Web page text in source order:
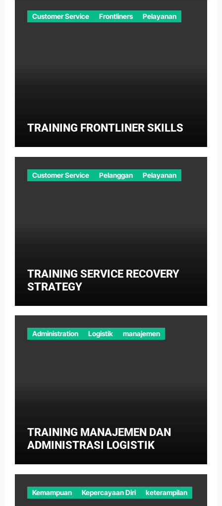
Customer Service Frontliners Pelayanan
TRAINING FRONTLINER SKILLS
Customer Service Pelanggan Pelayanan
TRAINING SERVICE RECOVERY
STRATEGY
Administration Logistik manajemen
TRAINING MANAJEMEN DAN
ADMINISTRASI LOGISTIK
Kemampuan Kepercayaan Diri keterampilan